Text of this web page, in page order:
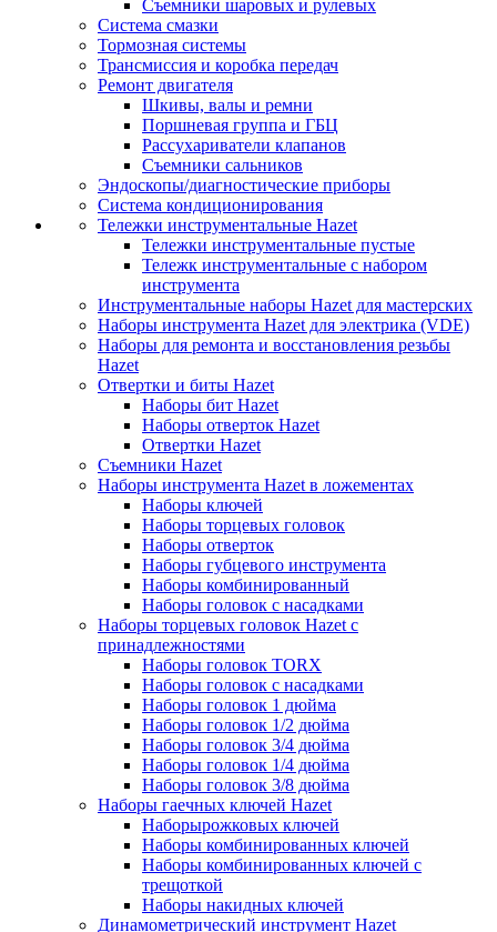
Съемники шаровых и рулевых
Система смазки
Тормозная системы
Трансмиссия и коробка передач
Ремонт двигателя
Шкивы, валы и ремни
Поршневая группа и ГБЦ
Рассухариватели клапанов
Съемники сальников
Эндоскопы/диагностические приборы
Система кондиционирования
Тележки инструментальные Hazet
Тележки инструментальные пустые
Тележк инструментальные с набором
инструмента
Инструментальные наборы Hazet для мастерских
Наборы инструмента Hazet для электрика (VDE)
Наборы для ремонта и восстановления резьбы
Hazet
Отвертки и биты Hazet
Наборы бит Hazet
Наборы отверток Hazet
Отвертки Hazet
Съемники Hazet
Наборы инструмента Hazet в ложементах
Наборы ключей
Наборы торцевых головок
Наборы отверток
Наборы губцевого инструмента
Наборы комбинированный
Наборы головок с насадками
Наборы торцевых головок Hazet с
принадлежностями
Наборы головок TORX
Наборы головок с насадками
Наборы головок 1 дюйма
Наборы головок 1/2 дюйма
Наборы головок 3/4 дюйма
Наборы головок 1/4 дюйма
Наборы головок 3/8 дюйма
Наборы гаечных ключей Hazet
Наборырожковых ключей
Наборы комбинированных ключей
Наборы комбинированных ключей с
трещоткой
Наборы накидных ключей
Динамометрический инструмент Hazet